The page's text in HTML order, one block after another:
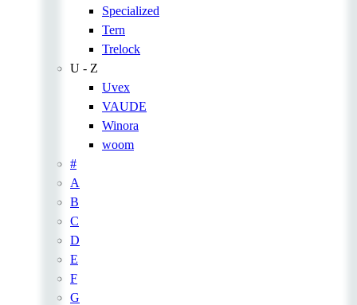
Specialized
Tern
Trelock
U - Z
Uvex
VAUDE
Winora
woom
#
A
B
C
D
E
F
G